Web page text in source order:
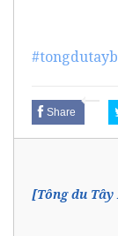
Share
[Tông du